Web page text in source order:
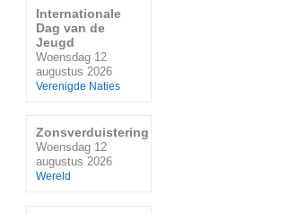
Internationale
Dag van de
Jeugd
Woensdag 12
augustus 2026
Verenigde Naties
Zonsverduistering
Woensdag 12
augustus 2026
Wereld